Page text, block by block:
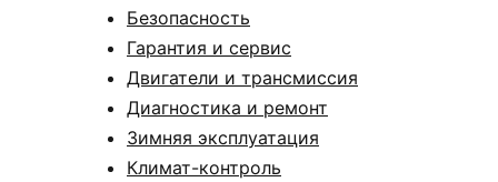
Безопасность
Гарантия и сервис
Двигатели и трансмиссия
Диагностика и ремонт
Зимняя эксплуатация
Климат-контроль